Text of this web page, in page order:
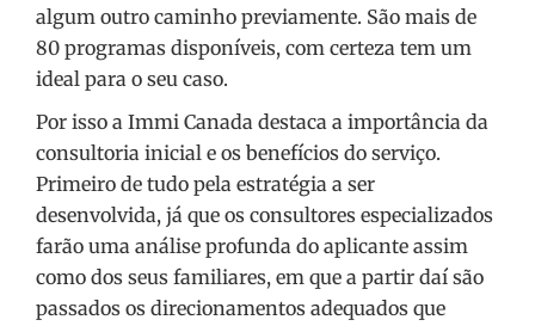
algum outro caminho previamente. São mais de
80 programas disponíveis, com certeza tem um
ideal para o seu caso.
Por isso a Immi Canada destaca a importância da
consultoria inicial e os benefícios do serviço.
Primeiro de tudo pela estratégia a ser
desenvolvida, já que os consultores especializados
farão uma análise profunda do aplicante assim
como dos seus familiares, em que a partir daí são
passados os direcionamentos adequados que